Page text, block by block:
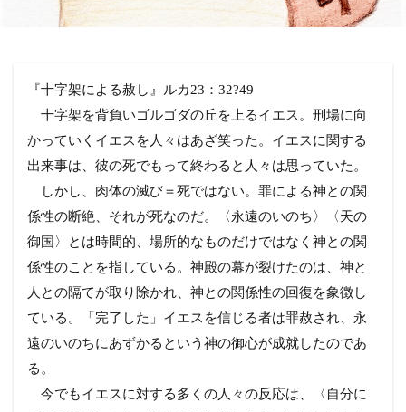
『十字架による赦し』ルカ23：32?49
十字架を背負いゴルゴダの丘を上るイエス。刑場に向
かっていくイエスを人々はあざ笑った。イエスに関する
出来事は、彼の死でもって終わると人々は思っていた。
しかし、肉体の滅び＝死ではない。罪による神との関
係性の断絶、それが死なのだ。〈永遠のいのち〉〈天の
御国〉とは時間的、場所的なものだけではなく神との関
係性のことを指している。神殿の幕が裂けたのは、神と
人との隔てが取り除かれ、神との関係性の回復を象徴し
ている。「完了した」イエスを信じる者は罪赦され、永
遠のいのちにあずかるという神の御心が成就したのであ
る。
今でもイエスに対する多くの人々の反応は、〈自分に